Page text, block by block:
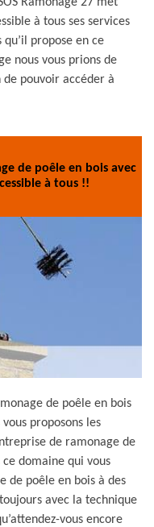
à tous ses services
propose en ce
nous vous prions de
pouvoir accéder à
de poêle en bois avec
à tous !!
de poêle en bois
proposons les
de ramonage de
domaine qui vous
de poêle en bois à des
avec la technique
vous encore